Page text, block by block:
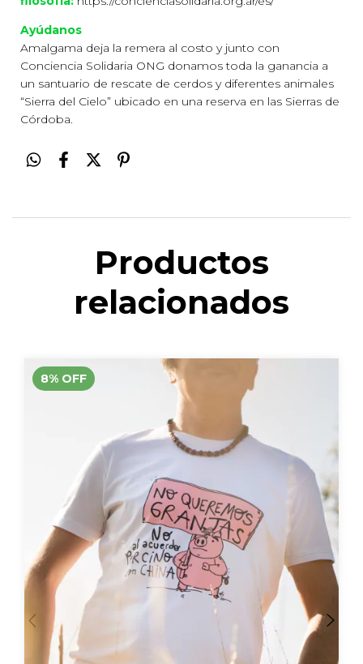
Ayúdanos
Amalgama deja la remera al costo y junto con
Conciencia Solidaria ONG donamos toda la ganancia a
un santuario de rescate de cerdos y diferentes animales
“Sierra del Cielo” ubicado en una reserva en las Sierras de
Córdoba.
Productos
relacionados
8% OFF